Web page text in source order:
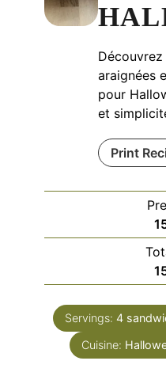
araignées
pour
et
Print
Servings: 4
Cuisine: